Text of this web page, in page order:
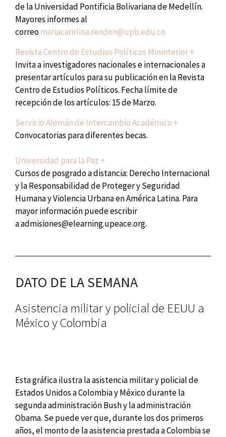
de la Universidad Pontificia Bolivariana de Medellín.
Mayores informes al
correomariacarolina.rendon@upb.edu.co
Revista Centro de Estudios Políticos Mininterior +
Invita a investigadores nacionales e internacionales a
presentar artículos para su publicación en la Revista
Centro de Estudios Políticos. Fecha límite de
recepción de los artículos: 15 de Marzo.
Servicio Alemán de Intercambio Académico +
Convocatorias para diferentes becas.
Universidad para la Paz +
Cursos de posgrado a distancia: Derecho Internacional
y la Responsabilidad de Proteger y Seguridad
Humana y Violencia Urbana en América Latina. Para
mayor información puede escribir
aadmisiones@elearning.upeace.org.
DATO DE LA SEMANA
Asistencia militar y policial de EEUU a
México y Colombia
Esta gráfica ilustra la asistencia militar y policial de
Estados Unidos a Colombia y México durante la
segunda administración Bush y la administración
Obama. Se puede ver que, durante los dos primeros
años, el monto de la asistencia prestada a Colombia se